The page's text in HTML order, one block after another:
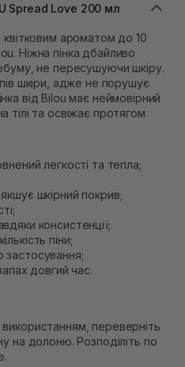
Степана Бандери 45
16-го Липня, 15
Кулика і Гудачека 23 (ТЦ
Spread Love 200 мл
квітковим ароматом до 10
Ніжна пінка дбайливо
не пересушуючи шкіру.
шкіри, адже не порушує
від Bilou має неймовірний
тілі та освіжає протягом
легкості та тепла;
шкірний покрив;
консистенції;
піни;
довгий час.
переверніть
на долоню. Розподіліть по